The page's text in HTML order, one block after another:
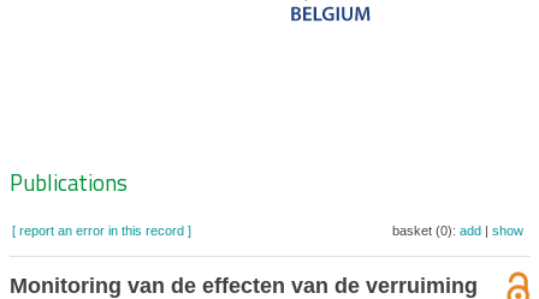
Zoeknavigatie
Publications
[ report an error in this record ] basket (0): add| show
Monitoring van de effecten van de verruiming